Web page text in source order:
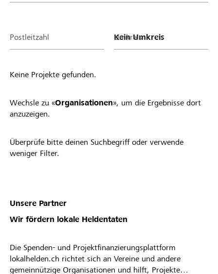
Postleitzahl Umkreis
Keine Projekte gefunden.
Wechsle zu «Organisationen», um die Ergebnisse dort
anzuzeigen.
Überprüfe bitte deinen Suchbegriff oder verwende
weniger Filter.
Unsere Partner
Wir fördern lokale Heldentaten
Die Spenden- und Projektfinanzierungsplattform
lokalhelden.ch richtet sich an Vereine und andere
gemeinnützige Organisationen und hilft, Projekte